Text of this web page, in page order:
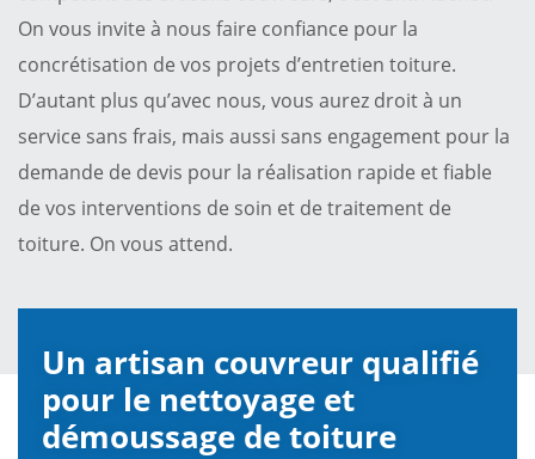
On vous invite à nous faire confiance pour la
concrétisation de vos projets d’entretien toiture.
D’autant plus qu’avec nous, vous aurez droit à un
service sans frais, mais aussi sans engagement pour la
demande de devis pour la réalisation rapide et fiable
de vos interventions de soin et de traitement de
toiture. On vous attend.
Un artisan couvreur qualifié
pour le nettoyage et
démoussage de toiture